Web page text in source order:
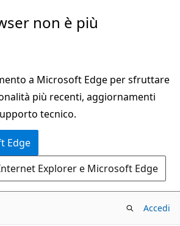
non è più
a Microsoft Edge per sfruttare
più recenti, aggiornamenti
tecnico.
Edge
Explorer e Microsoft Edge
Accedi